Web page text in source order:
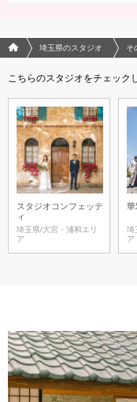
フォトウエディング/結婚写真
埼玉県のスタジオ そ
こちらのスタジオをチェック
スタジオコンフェッテ
ィ
埼玉県/大宮・浦和エリ
ア
埼
ア